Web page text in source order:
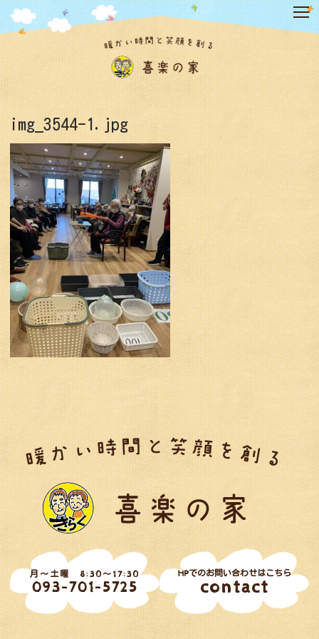
テ
ン
ツ
へ
ス
キ
ッ
プ
img_3544-1.jpg
月～土曜 8:30～17:30
093-701-5725
HPでのお問い合わせはこちら
contact